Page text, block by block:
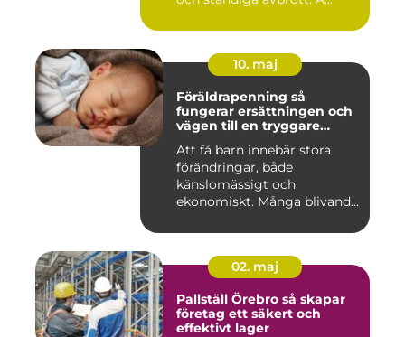
10. maj
Föräldrapenning så
fungerar ersättningen och
vägen till en tryggare
Att få barn innebär stora
förändringar, både
känslomässigt och
ekonomiskt. Många blivande
02. maj
Pallställ Örebro så skapar
företag ett säkert och
effektivt lager